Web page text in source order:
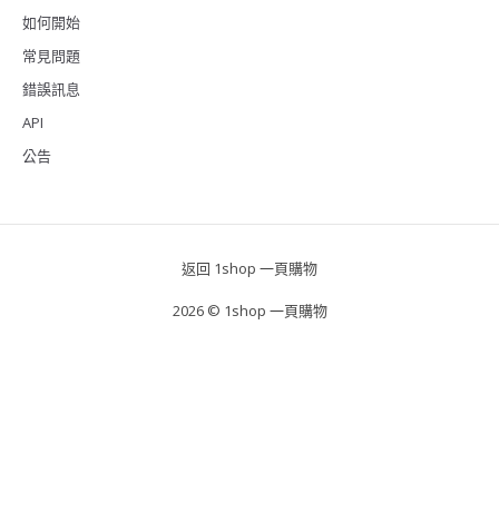
如何開始
常見問題
錯誤訊息
API
公告
返回 1shop 一頁購物
2026 © 1shop 一頁購物